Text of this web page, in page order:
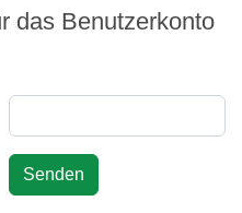
das Benutzerkonto
Senden